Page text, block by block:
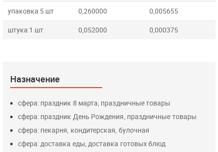
упаковка 5 шт 0,260000 0,005655
штука 1 шт 0,052000 0,000375
Назначение
сфера: праздник 8 марта, праздничные товары
сфера: праздник День Рождения, праздничные товары
сфера: пекарня, кондитерская, булочная
сфера: доставка еды, доставка готовых блюд